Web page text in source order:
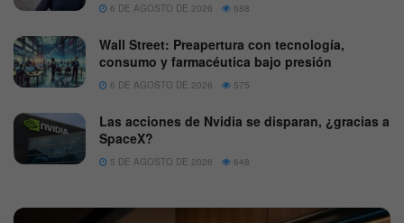
6 DE AGOSTO DE 2026 688
Wall Street: Preapertura con tecnología,
consumo y farmacéutica bajo presión
6 DE AGOSTO DE 2026 575
Las acciones de Nvidia se disparan, ¿gracias a
SpaceX?
5 DE AGOSTO DE 2026 648